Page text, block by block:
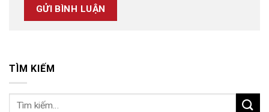
TÌM KIẾM